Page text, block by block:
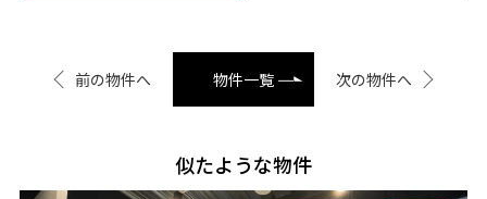
前の物件へ 物件一覧 次の物件へ
似たような物件